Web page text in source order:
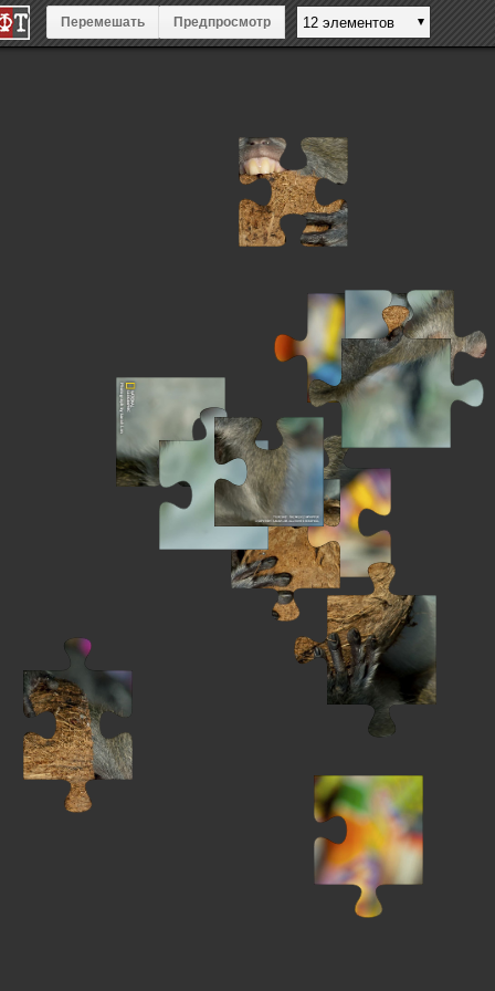
Перемешать Предпросмотр